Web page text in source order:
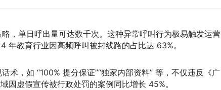
，单日呼出量可达数千次。这种异常呼叫行为极易触发运营
教育行业因高频呼叫被封线路的占比达 63%。
术，如 “100% 提分保证”“独家内部资料” 等，不仅违反《广
虚假宣传被行政处罚的案例同比增长 45%。